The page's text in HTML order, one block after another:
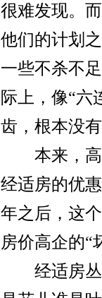
很难发现。
他们的计划
一些不杀不
际上，像“六
齿，根本没
本来，高
经适房的优
年之后，这
房价高企的“
经适房丛